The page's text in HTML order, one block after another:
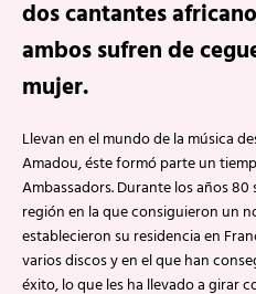
dos cantantes
ambos sufren de
mujer.
Llevan en el mundo de la música
Amadou, éste formó parte un
Ambassadors. Durante los años
región en la que consiguieron un
establecieron su residencia en
varios discos y en el que han
éxito, lo que les ha llevado a girar